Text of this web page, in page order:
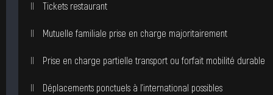
Tickets restaurant
Mutuelle familiale prise en charge majoritairement
Prise en charge partielle transport ou forfait mobilité durable
Déplacements ponctuels à l’international possibles